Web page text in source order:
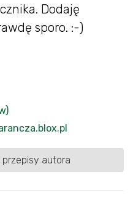
Dodaję
sporo. :-)
autora